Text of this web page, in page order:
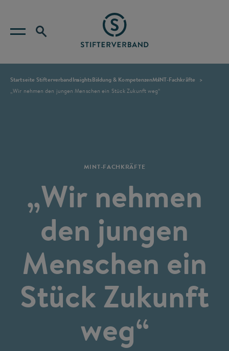
Startseite StifterverbandInsightsBildung & KompetenzenMINT-Fachkräfte
„Wir nehmen den jungen Menschen ein Stück Zukunft weg“
MINT-FACHKRÄFTE
„Wir nehmen
den jungen
Menschen ein
Stück Zukunft
weg“